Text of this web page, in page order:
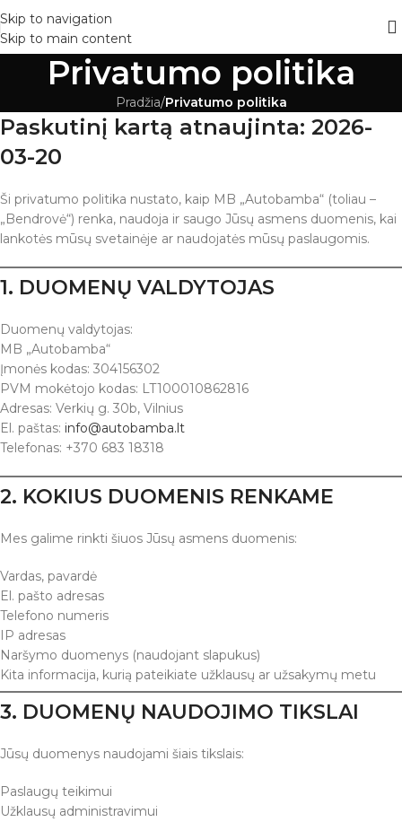
Skip to navigation
Skip to main content
Privatumo politika
Pradžia/Privatumo politika
Paskutinį kartą atnaujinta: 2026-
03-20
Ši privatumo politika nustato, kaip MB „Autobamba“ (toliau –
„Bendrovė“) renka, naudoja ir saugo Jūsų asmens duomenis, kai
lankotės mūsų svetainėje ar naudojatės mūsų paslaugomis.
1. DUOMENŲ VALDYTOJAS
Duomenų valdytojas:
MB „Autobamba“
Įmonės kodas: 304156302
PVM mokėtojo kodas: LT100010862816
Adresas: Verkių g. 30b, Vilnius
El. paštas: info@autobamba.lt
Telefonas: +370 683 18318
2. KOKIUS DUOMENIS RENKAME
Mes galime rinkti šiuos Jūsų asmens duomenis:
Vardas, pavardė
El. pašto adresas
Telefono numeris
IP adresas
Naršymo duomenys (naudojant slapukus)
Kita informacija, kurią pateikiate užklausų ar užsakymų metu
3. DUOMENŲ NAUDOJIMO TIKSLAI
Jūsų duomenys naudojami šiais tikslais:
Paslaugų teikimui
Užklausų administravimui